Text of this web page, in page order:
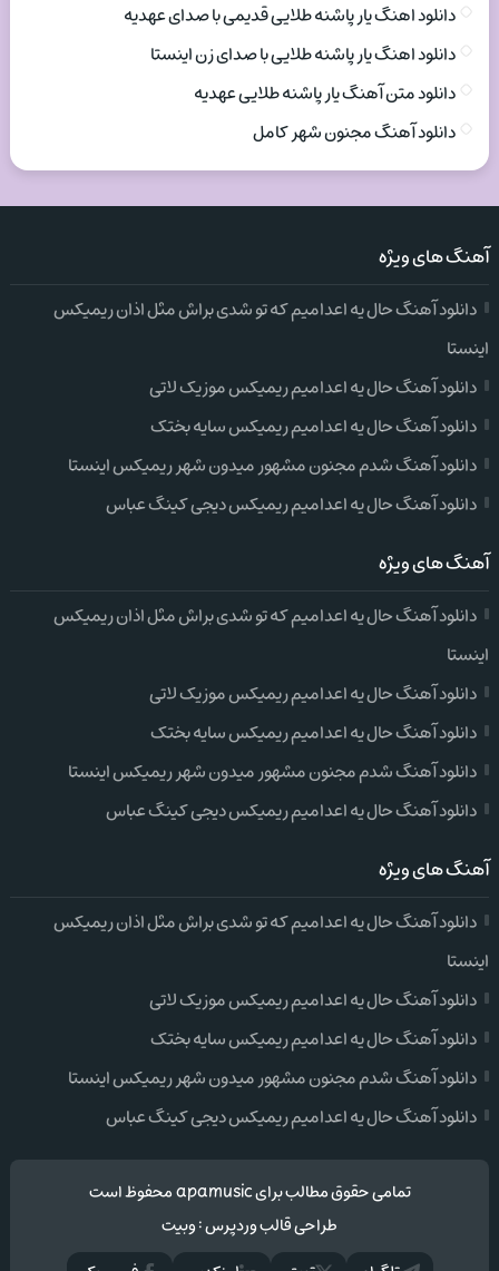
دانلود اهنگ یار پاشنه طلایی قدیمی با صدای عهدیه
دانلود اهنگ یار پاشنه طلایی با صدای زن اینستا
دانلود متن آهنگ یار پاشنه طلایی عهدیه
دانلود آهنگ مجنون شهر کامل
آهنگ های ویژه
دانلود آهنگ حال یه اعدامیم که تو شدی براش مثل اذان ریمیکس
اینستا
دانلود آهنگ حال یه اعدامیم ریمیکس موزیک لاتی
دانلود آهنگ حال یه اعدامیم ریمیکس سایه بختک
دانلود آهنگ شدم مجنون مشهور میدون شهر ریمیکس اینستا
دانلود آهنگ حال یه اعدامیم ریمیکس دیجی کینگ عباس
آهنگ های ویژه
دانلود آهنگ حال یه اعدامیم که تو شدی براش مثل اذان ریمیکس
اینستا
دانلود آهنگ حال یه اعدامیم ریمیکس موزیک لاتی
دانلود آهنگ حال یه اعدامیم ریمیکس سایه بختک
دانلود آهنگ شدم مجنون مشهور میدون شهر ریمیکس اینستا
دانلود آهنگ حال یه اعدامیم ریمیکس دیجی کینگ عباس
آهنگ های ویژه
دانلود آهنگ حال یه اعدامیم که تو شدی براش مثل اذان ریمیکس
اینستا
دانلود آهنگ حال یه اعدامیم ریمیکس موزیک لاتی
دانلود آهنگ حال یه اعدامیم ریمیکس سایه بختک
دانلود آهنگ شدم مجنون مشهور میدون شهر ریمیکس اینستا
دانلود آهنگ حال یه اعدامیم ریمیکس دیجی کینگ عباس
تمامی حقوق مطالب برای apamusic محفوظ است
طراحی قالب وردپرس:وبیت